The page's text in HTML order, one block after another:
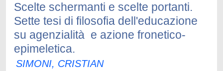
Scelte schermanti e scelte portanti.
Sette tesi di filosofia dell'educazione
su agenzialità e azione fronetico-
epimeletica.
SIMONI, CRISTIAN